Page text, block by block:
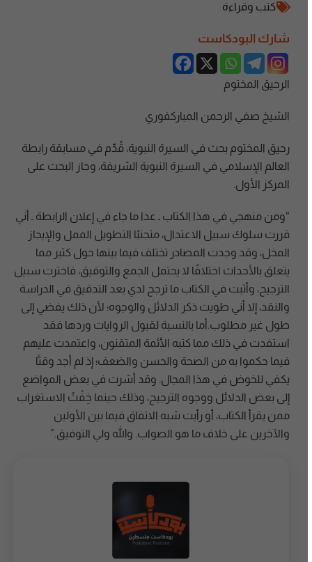
كتب وقراءة
شارك البودكاست
الرحيق المختوم
الشيخ صفي الرحمن المباركفوري
رحيق المختوم بحث في السيرة النبوية، قُدِّم في مسابقة رابطة
العالم الإسلامي في السيرة النبوية الشريفة، وحاز البحث على
المركز الأول.
“ومن منهجي في هذا الكتاب ـ عدا ما جاء في إعلان الرابطة ـ أني
قررت سلوك سبيل الاعتدال، متجنبًا التطويل الممل والإيجاز
المخل، وقد وجدت المصادر تختلف فيما بينها حول كثير مما
يتعلق بالأحداث اختلافًا لا يحتمل الجمع والتوفيق، فاخترت سبيل
الترجيح، وأثبت في الكتاب ما ترجح لدي بعد التدقيق في الدراسة
والنقد، إلا أني طويت ذكر الدلائل والوجوه؛ لأن ذلك يفضي إلى
طول غير مطلوب‏.أما بالنسبة لقبول الروايات وردها فقد
استفدت في ذلك مما كتبه الأئمة المتقنون، واعتمدت عليهم
فيما حكموا به من الصحة والحسن والضعف؛ إذ لم أجد وقتًا
يكفي للخوض في هذا المجال‏.‏ وقد أشرت في بعض المواضع
إلى بعض الدلائل ووجوه الترجيح، وذلك حينما خِفْتُ الاستغراب
ممن يقرأ الكتاب، أو رأيت شبه الاتفاق فيما بين الأولين
والآخرين على خلاف ما هو الصواب‏.‏ والله ولي التوفيق‏.‏”